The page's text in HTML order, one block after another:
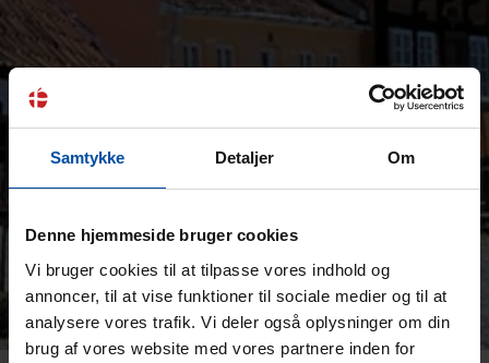
Samtykke Detaljer Om
Denne hjemmeside bruger cookies
Vi bruger cookies til at tilpasse vores indhold og
annoncer, til at vise funktioner til sociale medier og til at
analysere vores trafik. Vi deler også oplysninger om din
brug af vores website med vores partnere inden for